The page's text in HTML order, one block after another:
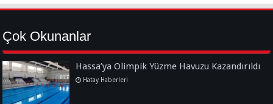
Çok Okunanlar
Hassa’ya Olimpik Yüzme Havuzu Kazandırıldı
Hatay Haberleri